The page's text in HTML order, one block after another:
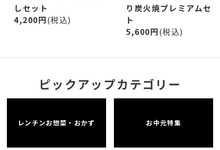
しセット
4,200円(税込)
り炭火焼プレミアムセッ
ト
5,600円(税込)
ピックアップカテゴリー
レンチンお惣菜・おかず お中元特集